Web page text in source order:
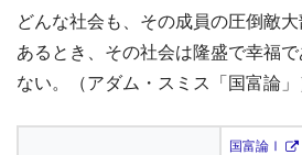
どんな社会も、その成員の圧倒敵
あるとき、その社会は隆盛で幸福
ない。（アダム・スミス「国富論」
国富論Ⅰ